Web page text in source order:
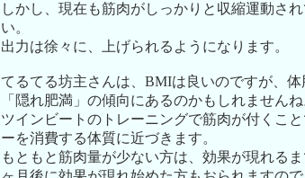
しかし、現在も筋肉がしっかりと収縮運動さ
い。
出力は徐々に、上げられるようになります。
てるてる坊主さんは、BMIは良いのですが、
「隠れ肥満」の傾向にあるのかもしれませんね
ツインビートのトレーニングで筋肉が付くこ
ーを消費する体質に近づきます。
もともと筋肉量が少ない方は、効果が現れる